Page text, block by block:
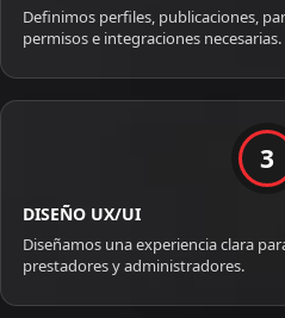
Definimos perfiles, publicaciones,
permisos e integraciones necesarias.
3
DISEÑO UX/UI
Diseñamos una experiencia clara
prestadores y administradores.